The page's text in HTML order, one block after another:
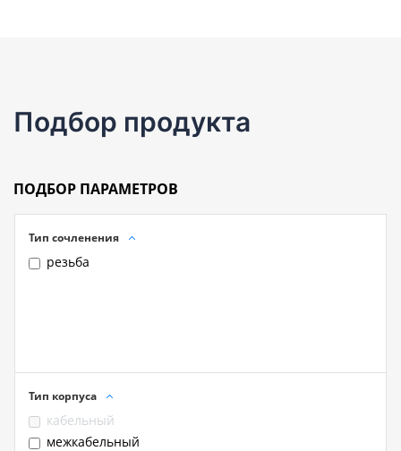
Подбор продукта
ПОДБОР ПАРАМЕТРОВ
Тип сочленения
резьба
Тип корпуса
кабельный
межкабельный